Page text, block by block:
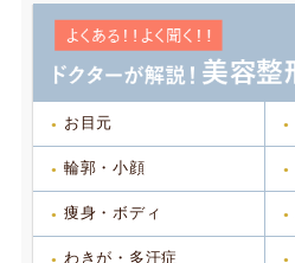
お目元
輪郭・小顔
痩身・ボディ
わきが・多汗症